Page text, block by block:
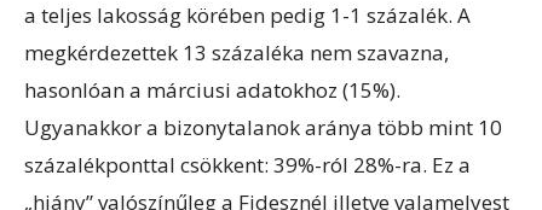
a teljes lakosság körében pedig 1-1 százalék. A
megkérdezettek 13 százaléka nem szavazna,
hasonlóan a márciusi adatokhoz (15%).
Ugyanakkor a bizonytalanok aránya több mint 10
százalékponttal csökkent: 39%-ról 28%-ra. Ez a
„hiány” valószínűleg a Fidesznél illetve valamelyest